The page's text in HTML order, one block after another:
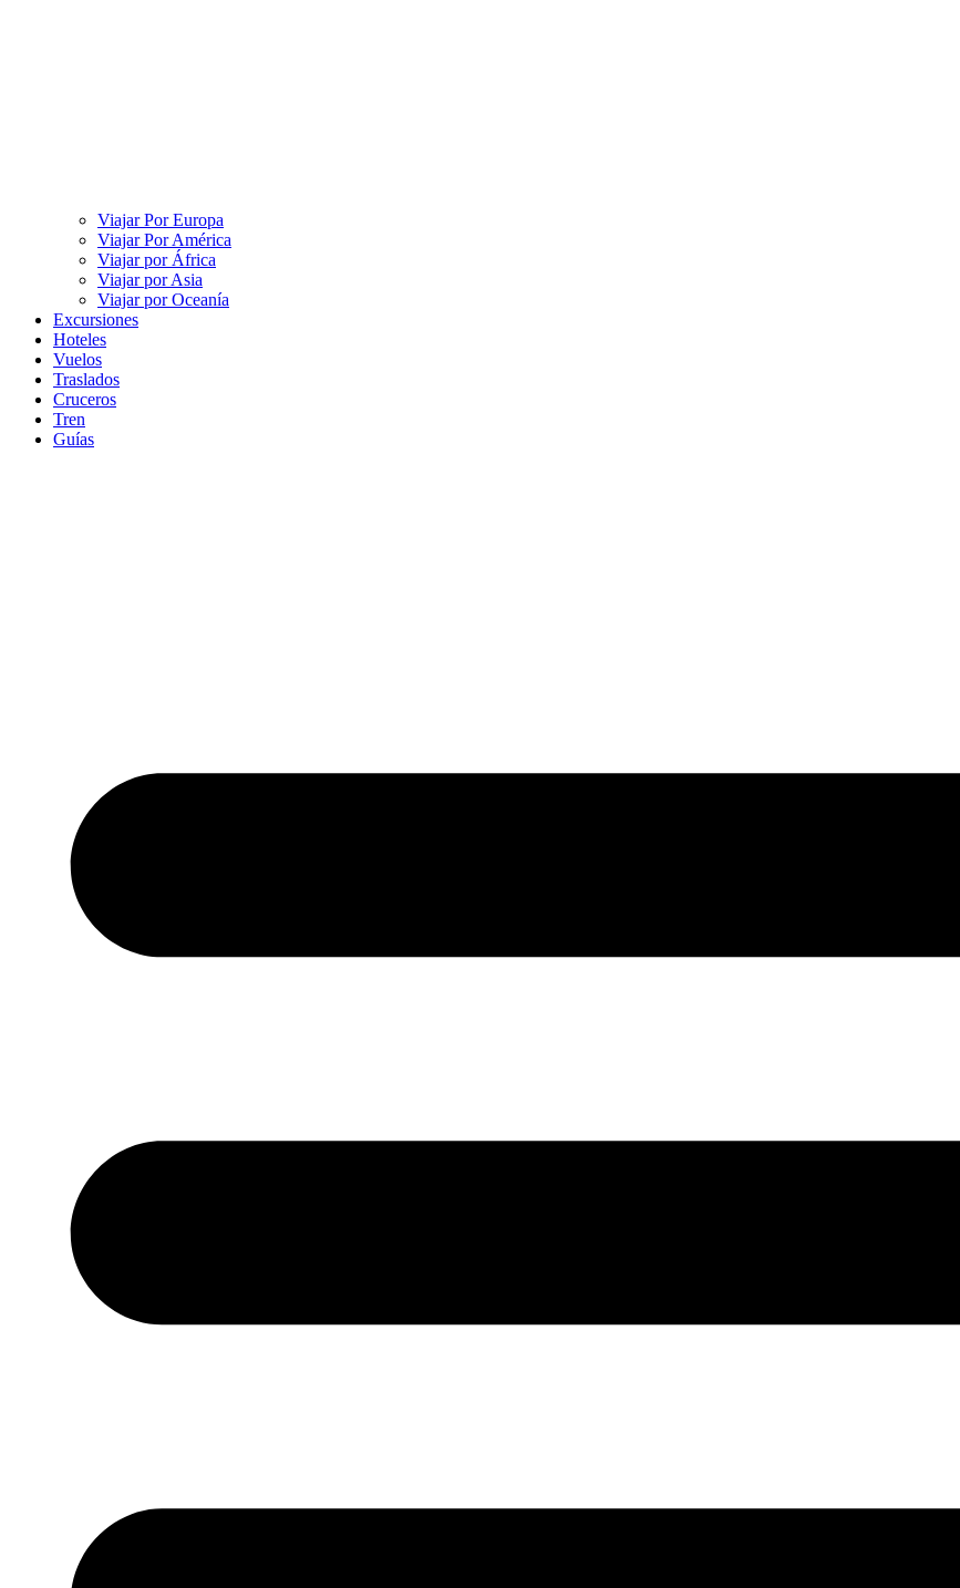
Viajar Por Europa
Viajar Por América
Viajar por África
Viajar por Asia
Viajar por Oceanía
Excursiones
Hoteles
Vuelos
Traslados
Cruceros
Tren
Guías